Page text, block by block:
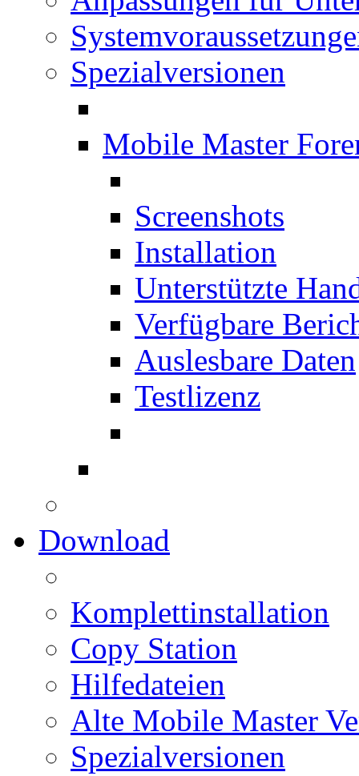
Spezialversionen
Mobile Master
Screenshots
Installation
Unterstützte
Verfügbare
Auslesbare Daten
Testlizenz
Download
Komplettinstallation
Copy Station
Hilfedateien
Alte Mobile Master
Spezialversionen